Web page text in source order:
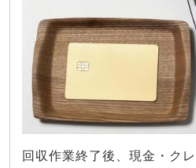
回収作業終了後、現金・ク